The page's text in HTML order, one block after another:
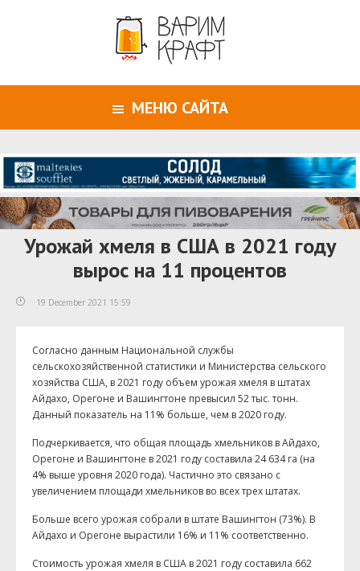
МЕНЮ САЙТА
Урожай хмеля в США в 2021 году
вырос на 11 процентов
19 December 2021 15:59
Согласно данным Национальной службы
сельскохозяйственной статистики и Министерства сельского
хозяйства США, в 2021 году объем урожая хмеля в штатах
Айдахо, Орегоне и Вашингтоне превысил 52 тыс. тонн.
Данный показатель на 11% больше, чем в 2020 году.
Подчеркивается, что общая площадь хмельников в Айдахо,
Орегоне и Вашингтоне в 2021 году составила 24 634 га (на
4% выше уровня 2020 года). Частично это связано с
увеличением площади хмельников во всех трех штатах.
Больше всего урожая собрали в штате Вашингтон (73%). В
Айдахо и Орегоне вырастили 16% и 11% соответственно.
Стоимость урожая хмеля в США в 2021 году составила 662